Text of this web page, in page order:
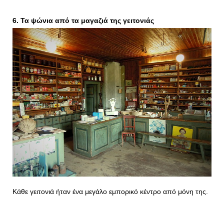
6. Τα ψώνια από τα μαγαζιά της γειτονιάς
Κάθε γειτονιά ήταν ένα μεγάλο εμπορικό κέντρο από μόνη της.